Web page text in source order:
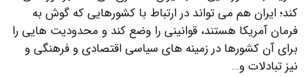
کند؛ ایران هم می تواند در ارتباط با کشورهایی که گوش به
فرمان آمریکا هستند، قوانینی را وضع کند و محدودیت هایی را
برای آن کشورها در زمینه های سیاسی اقتصادی و فرهنگی و
نیز تبادلات و…